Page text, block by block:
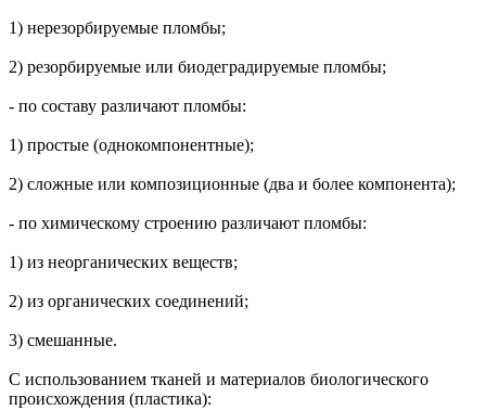
1) нерезорбируемые пломбы;
2) резорбируемые или биодеградируемые пломбы;
- по составу различают пломбы:
1) простые (однокомпонентные);
2) сложные или композиционные (два и более компонента);
- по химическому строению различают пломбы:
1) из неорганических веществ;
2) из органических соединений;
3) смешанные.
С использованием тканей и материалов биологического
происхождения (пластика):